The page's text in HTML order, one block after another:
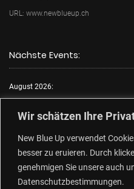
Wir schätzen Ihre
New Blue Up verwendet
besser zu eruieren. Durch
genehmigen Sie unsere auch
Datenschutzbestimmungen.
URL: www.newblueup.ch
Nächste Events:
August 2026:
Mi.:FKK Tag
Fr.:FKK Tag